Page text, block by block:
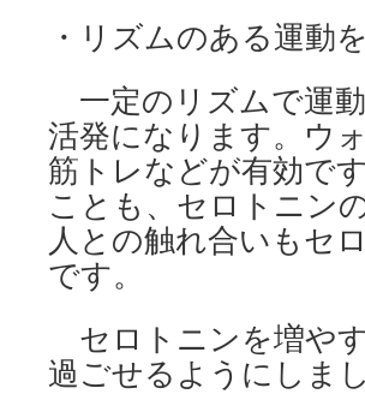
・リズムのある運動
一定のリズムで運
活発になります。ウ
筋トレなどが有効で
ことも、セロトニン
人との触れ合いもセ
です。
セロトニンを増や
過ごせるようにしまし